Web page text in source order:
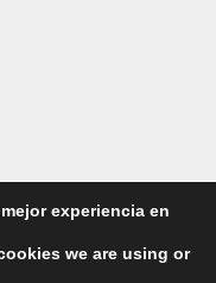
experiencia en
we are using or